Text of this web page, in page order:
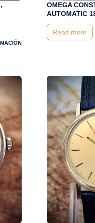
OMEGA
AUTOMATIC
Read more